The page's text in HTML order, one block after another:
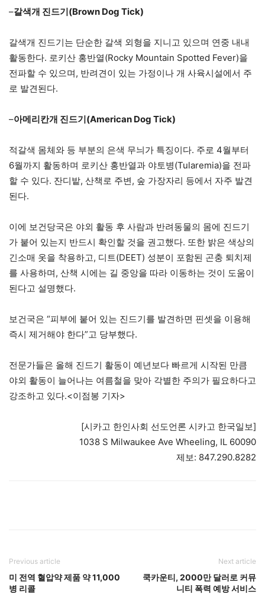
–갈색개 진드기(Brown Dog Tick)
갈색개 진드기는 단순한 갈색 외형을 지니고 있으며 연중 내내
활동한다. 로키산 홍반열(Rocky Mountain Spotted Fever)을
전파할 수 있으며, 반려견이 있는 가정이나 개 사육시설에서 주
로 발견된다.
–아메리칸개 진드기(American Dog Tick)
적갈색 몸체와 등 부분의 은색 무늬가 특징이다. 주로 4월부터
6월까지 활동하며 로키산 홍반열과 야토병(Tularemia)을 전파
할 수 있다. 잔디밭, 산책로 주변, 숲 가장자리 등에서 자주 발견
된다.
이에 보건당국은 야외 활동 후 사람과 반려동물의 몸에 진드기
가 붙어 있는지 반드시 확인할 것을 권고했다. 또한 밝은 색상의
긴소매 옷을 착용하고, 디트(DEET) 성분이 포함된 곤충 퇴치제
를 사용하며, 산책 시에는 길 중앙을 따라 이동하는 것이 도움이
된다고 설명했다.
보건국은 “피부에 붙어 있는 진드기를 발견하면 핀셋을 이용해
즉시 제거해야 한다”고 당부했다.
전문가들은 올해 진드기 활동이 예년보다 빠르게 시작된 만큼
야외 활동이 늘어나는 여름철을 맞아 각별한 주의가 필요하다고
강조하고 있다.<이점봉 기자>
[시카고 한인사회 선도언론 시카고 한국일보]
1038 S Milwaukee Ave Wheeling, IL 60090
제보: 847.290.8282
Previous article
미 전역 혈압약 제품 약 11,000
병 리콜
Next article
쿡카운티, 2000만 달러로 커뮤
니티 폭력 예방 서비스